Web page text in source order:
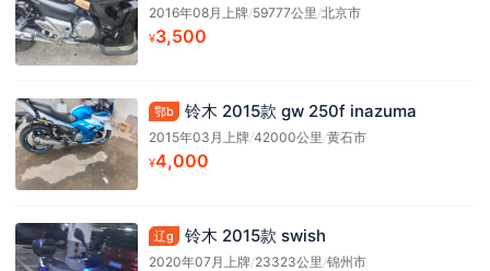
2016年08月上牌/59777公里 /北京市
¥3,500
鄂b 铃木 2015款 gw 250f inazuma
2015年03月上牌/42000公里 /黄石市
¥4,000
辽g 铃木 2015款 swish
2020年07月上牌/23323公里 /锦州市